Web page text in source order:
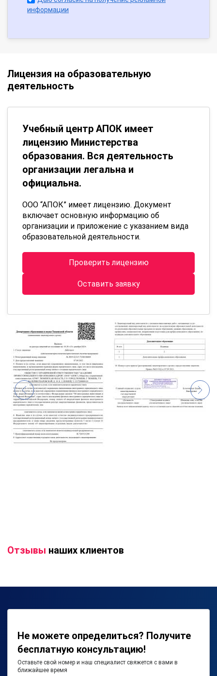
информации
Лицензия на образовательную
деятельность
Учебный центр АПОК имеет
лицензию Министерства
образования. Вся деятельность
организации легальна и
официальна.
ООО “АПОК” имеет лицензию. Документ
включает основную информацию об
организации и приложение с указанием вида
образовательной деятельности.
Проверить лицензию
Оставить заявку
Отзывы наших клиентов
Не можете определиться? Получите
бесплатную консультацию!
Оставьте свой номер и наш специалист свяжется с вами в
ближайшее время